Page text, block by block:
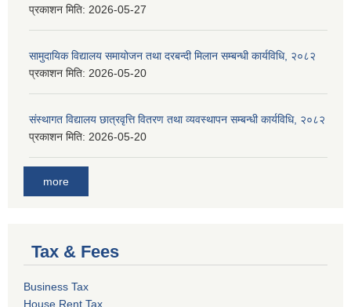
प्रकाशन मिति: 2026-05-27
सामुदायिक विद्यालय समायोजन तथा दरबन्दी मिलान सम्बन्धी कार्यविधि, २०८२
प्रकाशन मिति: 2026-05-20
संस्थागत विद्यालय छात्रवृत्ति वितरण तथा व्यवस्थापन सम्बन्धी कार्यविधि, २०८२
प्रकाशन मिति: 2026-05-20
more
Tax & Fees
Business Tax
House Rent Tax